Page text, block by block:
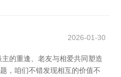
2026-01-30
的重逢、老友与相爱共同塑造
，咱们不错发现相互的价值不